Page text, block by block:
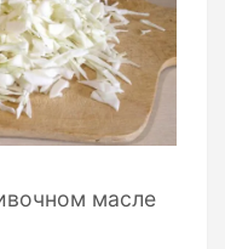
масле